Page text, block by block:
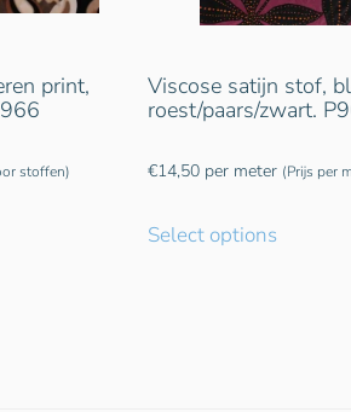
print,
stoffen)
Viscose satijn stof,
roest/paars/zwart.
€14,50 per meter (Prijs per
Select options